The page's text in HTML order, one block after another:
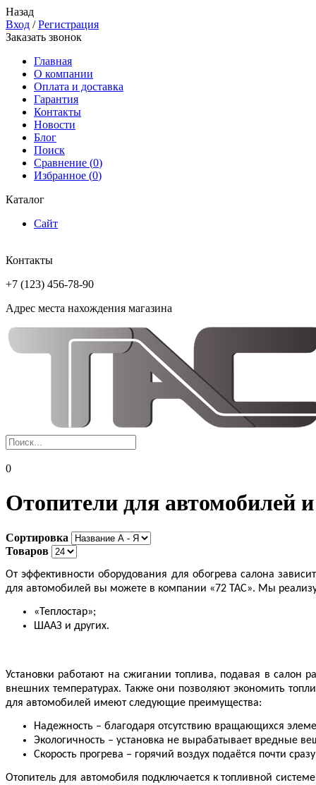
Назад
Вход /Регистрация
Заказать звонок
Главная
О компании
Оплата и доставка
Гарантия
Контакты
Новости
Блог
Поиск
Сравнение (0)
Избранное (0)
Каталог
Сайт
Контакты
+7 (123) 456-78-90
Адрес места нахождения магазина
0
Отопители для автомобилей
Сортировка
Товаров
От эффективности оборудования для обогрева салона
для автомобилей вы можете в компании «72 ТАС». Мы
«Теплостар»;
ШААЗ и других.
Установки работают на сжигании топлива, подавая в салон
внешних температурах. Также они позволяют экономить
для автомобилей имеют следующие преимущества:
Надежность – благодаря отсутствию вращающихся
Экологичность – установка не вырабатывает вредные
Скорость прогрева – горячий воздух подаётся почти
Отопитель для автомобиля подключается к топливной